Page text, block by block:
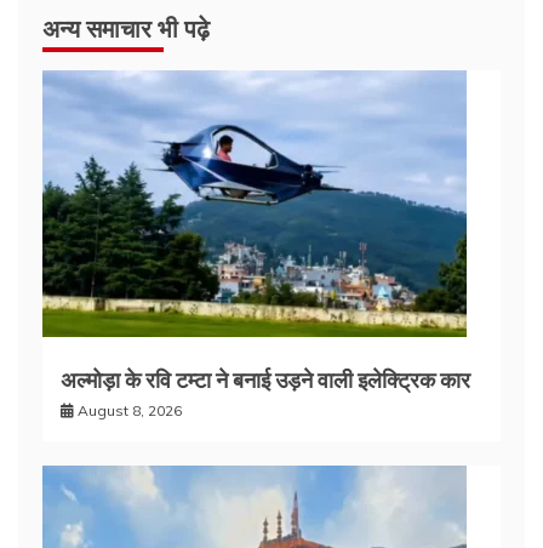
अन्य समाचार भी पढ़े
अल्मोड़ा के रवि टम्टा ने बनाई उड़ने वाली इलेक्ट्रिक कार
August 8, 2026